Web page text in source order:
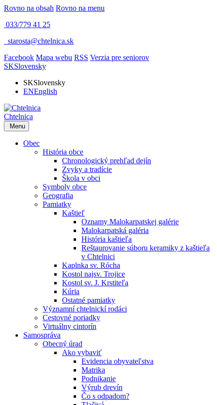
Rovno na obsah Rovno na menu
033/779 41 25
starosta@chtelnica.sk
Facebook Mapa webu RSS Verzia pre seniorov
SKSlovensky
SKSlovensky
ENEnglish
Chtelnica
Menu
Obec
História obce
Chronologický prehľad dejín
Zvyky a tradície
Škola v obci
Symboly obce
Geografia
Pamiatky
Kaštieľ
Oznamy Malokarpatskej galérie
Malokarpatská galéria
História kaštieľa
Reštaurovanie súboru keramiky z kaštieľa
v Chtelnici
Kaplnka sv. Rócha
Kostol najsv. Trojice
Kostol sv. J. Krstiteľa
Kúria
Ostatné pamiatky
Významní chtelnickí rodáci
Cestovné poriadky
Virtuálny cintorín
Samospráva
Obecný úrad
Ako vybaviť
Evidencia obyvateľstva
Matrika
Podnikanie
Výrub drevín
Čo s odpadom?